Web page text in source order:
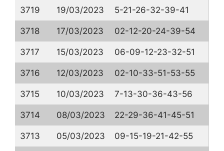
3719 19/03/2023 5-21-26-32-39-41
3718 17/03/2023 02-12-20-24-39-54
3717 15/03/2023 06-09-12-23-32-51
3716 12/03/2023 02-10-33-51-53-55
3715 10/03/2023 7-13-30-36-43-56
3714 08/03/2023 22-29-36-41-45-51
3713 05/03/2023 09-15-19-21-42-55